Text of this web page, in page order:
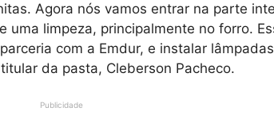
Agora nós vamos entrar na parte
uma limpeza, principalmente no forro.
com a Emdur, e instalar
da pasta, Cleberson Pacheco.
Publicidade